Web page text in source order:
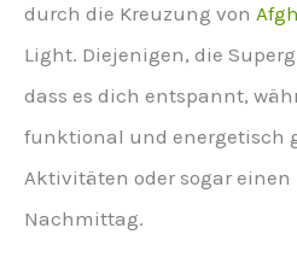
durch die Kreuzung von
Light. Diejenigen, die
dass es dich entspannt,
funktional und energetisch
Aktivitäten oder sogar
Nachmittag.